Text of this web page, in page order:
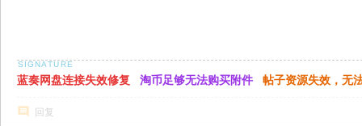
蓝奏网盘连接失效修复 淘币足够无法购买附件 帖子资源失效，无
回复